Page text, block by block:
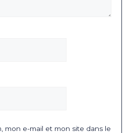
mon e-mail et mon site dans le